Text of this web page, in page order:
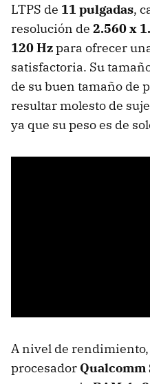
LTPS de 11 pulgadas,
resolución de 2.560 x
120 Hzpara ofrecer
satisfactoria. Su
de su buen tamaño de
resultar molesto de
ya que su peso es de
A nivel de
procesador Qualcomm